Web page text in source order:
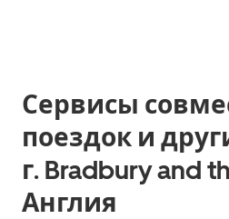
Сервисы
поездок и
г. Bradbury and
Англия